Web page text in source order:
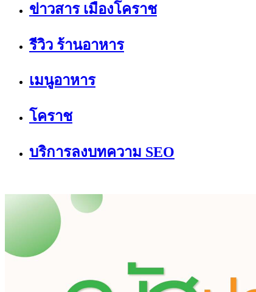
ข่าวสาร เมืองโคราช
รีวิว ร้านอาหาร
เมนูอาหาร
โคราช
บริการลงบทความ SEO